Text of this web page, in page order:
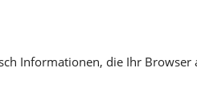
Informationen, die Ihr